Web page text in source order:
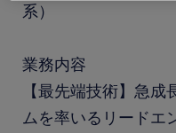
系）
業務内容
【最先端技術】急
ムを率いるリードエ